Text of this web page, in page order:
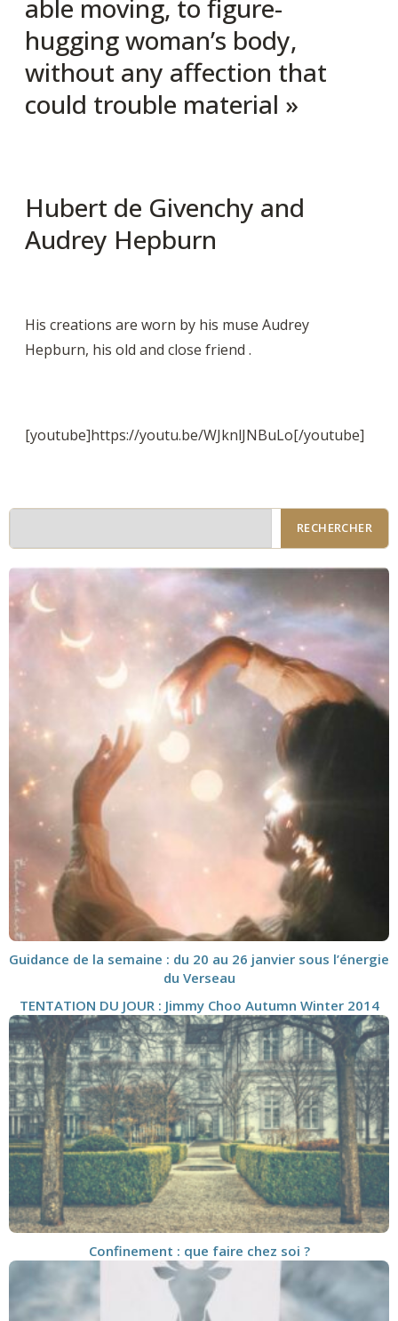
able moving, to figure-
hugging woman’s body,
without any affection that
could trouble material »
Hubert de Givenchy and
Audrey Hepburn
His creations are worn by his museAudrey
Hepburn, his old and close friend .
[youtube]https://youtu.be/WJknlJNBuLo[/youtube]
RECHERCHER
Guidance de la semaine : du 20 au 26 janvier sous l’énergie
du Verseau
TENTATION DU JOUR : Jimmy Choo Autumn Winter 2014
Confinement : que faire chez soi ?